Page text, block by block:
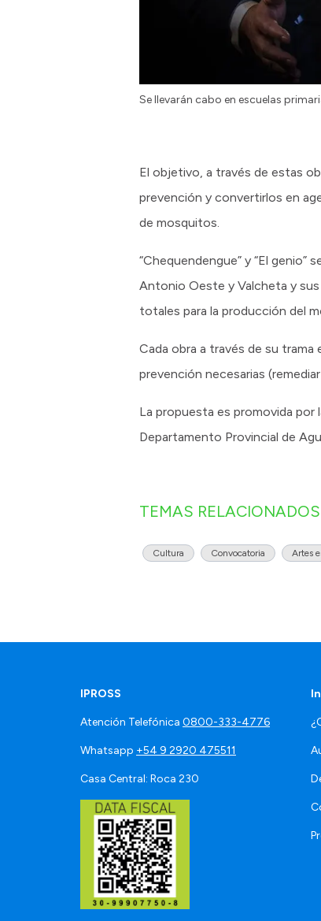
Se llevarán cabo en escuelas
El objetivo, a través de estas
prevención y convertirlos en
de mosquitos.
“Chequendengue” y “El genio”
Antonio Oeste y Valcheta y
totales para la producción del
Cada obra a través de su
prevención necesarias
La propuesta es promovida por
Departamento Provincial de
TEMAS RELACIONADOS
Cultura Convocatoria Artes
IPROSS
Atención Telefónica 0800-333-4776
Whatsapp +54 9 2920 475511
Casa Central: Roca 230